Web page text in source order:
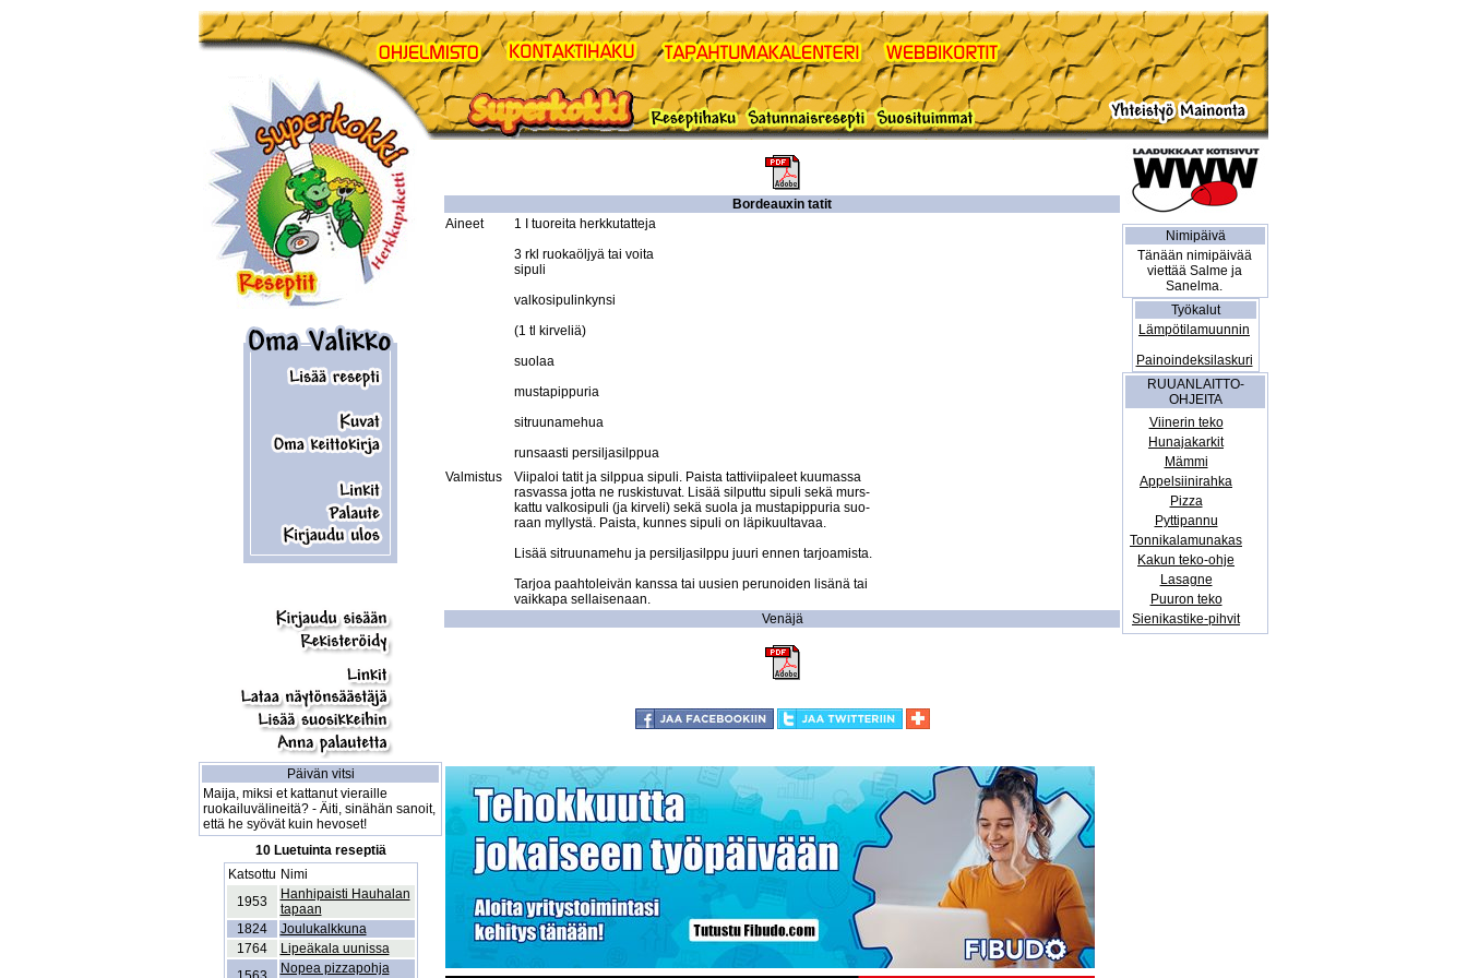
Päivän vitsi
Maija, miksi et kattanut vieraille
ruokailuvälineitä? - Äiti, sinähän sanoit,
että he syövät kuin hevoset!
10 Luetuinta reseptiä
Katsottu Nimi
1953
Hanhipaisti Hauhalan
tapaan
1824
Joulukalkkuna
1764
Lipeäkala uunissa
Nopea pizzapohja
Bordeauxin tatit
Aineet
1 I tuoreita herkkutatteja
3 rkl ruokaöljyä tai voita
sipuli
valkosipulinkynsi
(1 tl kirveliä)
suolaa
mustapippuria
sitruunamehua
Valmistus
Viipaloi tatit ja silppua sipuli. Paista tattiviipaleet kuumassa
rasvassa jotta ne ruskistuvat. Lisää silputtu sipuli sekä murs-
kattu valkosipuli (ja kirveli) sekä suola ja mustapippuria suo-
raan myllystä. Paista, kunnes sipuli on läpikuultavaa.
Lisää sitruunamehu ja persiljasilppu juuri ennen tarjoamista.
Tarjoa paahtoleivän kanssa tai uusien perunoiden lisänä tai
Venäjä
Nimipäivä
Tänään nimipäivää
viettää Salme ja
Sanelma.
Työkalut
Lämpötilamuunnin
Painoindeksilaskuri
RUUANLAITTO-
OHJEITA
Viinerin teko
Hunajakarkit
Mämmi
Appelsiinirahka
Pizza
Pyttipannu
Tonnikalamunakas
Kakun teko-ohje
Lasagne
Puuron teko
Sienikastike-pihvit